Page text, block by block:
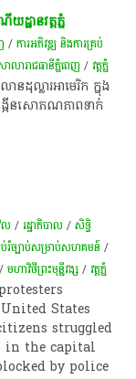
ឋាន​វត្ត​ភ្នំ
/ការអភិវឌ្ឍ និងការគ្រប់
លារាជធានីភ្នំពេញ /​វត្ត​ភ្នំ
ដុល្លារ​អាមេរិក ក្នុង​
កើន​សោភណភាព​ទាក់​
ល /រដ្ឋាភិបាល /សិទ្ធិ
រំ​ច្បាប់​សម្រាប់​សហគមន៍​ /
/មហាវិថីព្រះមុន្នីវង្ស /​វត្ត​ភ្នំ
States
struggled
in the capital
by police